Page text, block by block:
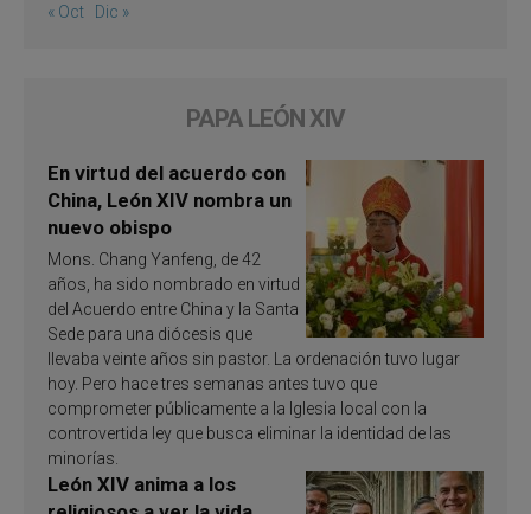
« Oct Dic »
PAPA LEÓN XIV
En virtud del acuerdo con
China, León XIV nombra un
nuevo obispo
Mons. Chang Yanfeng, de 42
años, ha sido nombrado en virtud
del Acuerdo entre China y la Santa
Sede para una diócesis que
llevaba veinte años sin pastor. La ordenación tuvo lugar
hoy. Pero hace tres semanas antes tuvo que
comprometer públicamente a la Iglesia local con la
controvertida ley que busca eliminar la identidad de las
minorías.
León XIV anima a los